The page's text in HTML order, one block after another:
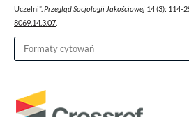
Uczelni”. Przegląd Socjologii Jakościowej 14 (3): 114-
8069.14.3.07
Formaty cytowań